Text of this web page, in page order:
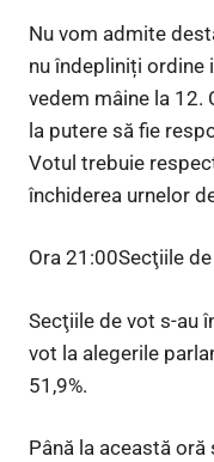
Nu vom admite
nu îndepliniți ordine
vedem mâine la 12.
la putere să fie
Votul trebuie
închiderea urnelor
Ora 21:00Secţiile
Secţiile de vot s-au
vot la alegerile
51,9%.
Până la această oră